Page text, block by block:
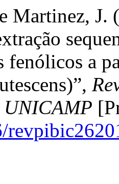
Martinez,
fenólicos a